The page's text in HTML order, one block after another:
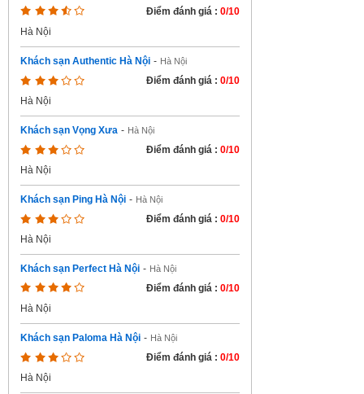
Điểm đánh giá : 0/10
Hà Nội
Khách sạn Authentic Hà Nội - Hà Nội
Điểm đánh giá : 0/10
Hà Nội
Khách sạn Vọng Xưa - Hà Nội
Điểm đánh giá : 0/10
Hà Nội
Khách sạn Ping Hà Nội - Hà Nội
Điểm đánh giá : 0/10
Hà Nội
Khách sạn Perfect Hà Nội - Hà Nội
Điểm đánh giá : 0/10
Hà Nội
Khách sạn Paloma Hà Nội - Hà Nội
Điểm đánh giá : 0/10
Hà Nội